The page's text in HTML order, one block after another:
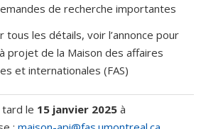
de recherche importantes
tous les détails, voir l’annonce pour
projet de la Maison des affaires
et internationales (FAS)
tard le 15 janvier 2025 à